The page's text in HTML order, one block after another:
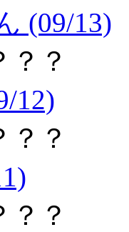
(09/13)
？？
12)
？？
？？